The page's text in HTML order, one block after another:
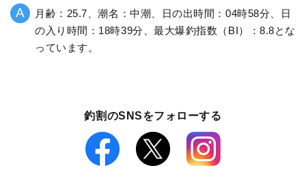
月齢：25.7、潮名：中潮、日の出時間：04時58分、日
の入り時間：18時39分、最大爆釣指数（BI）：8.8とな
っています。
釣割のSNSをフォローする